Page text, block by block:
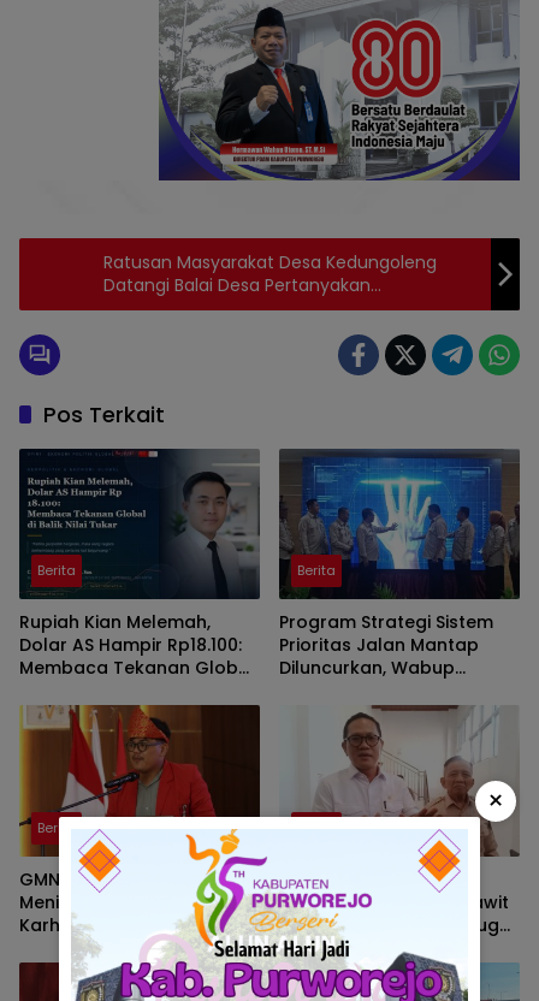
Ratusan Masyarakat Desa Kedungoleng
Datangi Balai Desa Pertanyakan
Penggunaan Dana Desa
Pos Terkait
Berita
Rupiah Kian Melemah,
Dolar AS Hampir Rp18.100:
Membaca Tekanan Global
Berita
Program Strategi Sistem
Prioritas Jalan Mantap
Diluncurkan, Wabup
Tujuannya
Berita
GMNI Sumsel Soroti
Meningkatnya Zona Merah
Karhutla, Desak
Pemerintah Perkuat
Mitigasi dan Penegakan
Hukum
Berita
Wakil Ketua DPRD PALI
Soroti Pabrik Kelapa Sawit
di Talang Ubi yang Diduga
Beroperasi Tanpa AMDAL
×